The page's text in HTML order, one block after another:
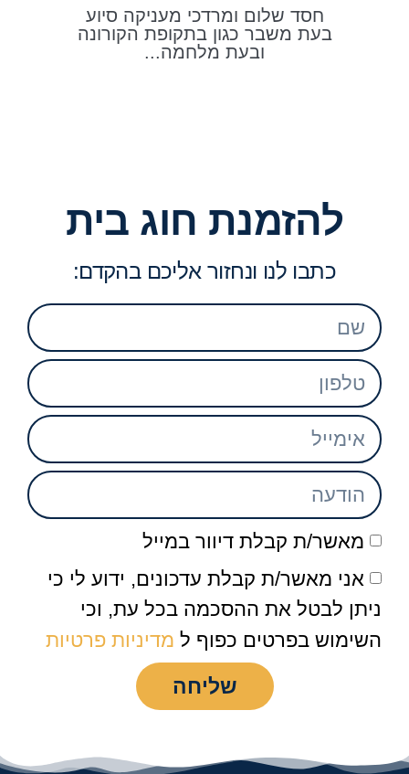
חסד שלום ומרדכי מעניקה סיוע
בעת משבר כגון בתקופת הקורונה
ובעת מלחמה...
להזמנת חוג בית
כתבו לנו ונחזור אליכם בהקדם:
מאשר/ת קבלת דיוור במייל
אני מאשר/ת קבלת עדכונים, ידוע לי כי
ניתן לבטל את ההסכמה בכל עת, וכי
השימוש בפרטים כפוף ל מדיניות פרטיות
שליחה